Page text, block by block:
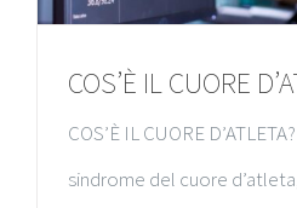
COS’È IL CUORE
COS’È IL CUORE
sindrome del cuore